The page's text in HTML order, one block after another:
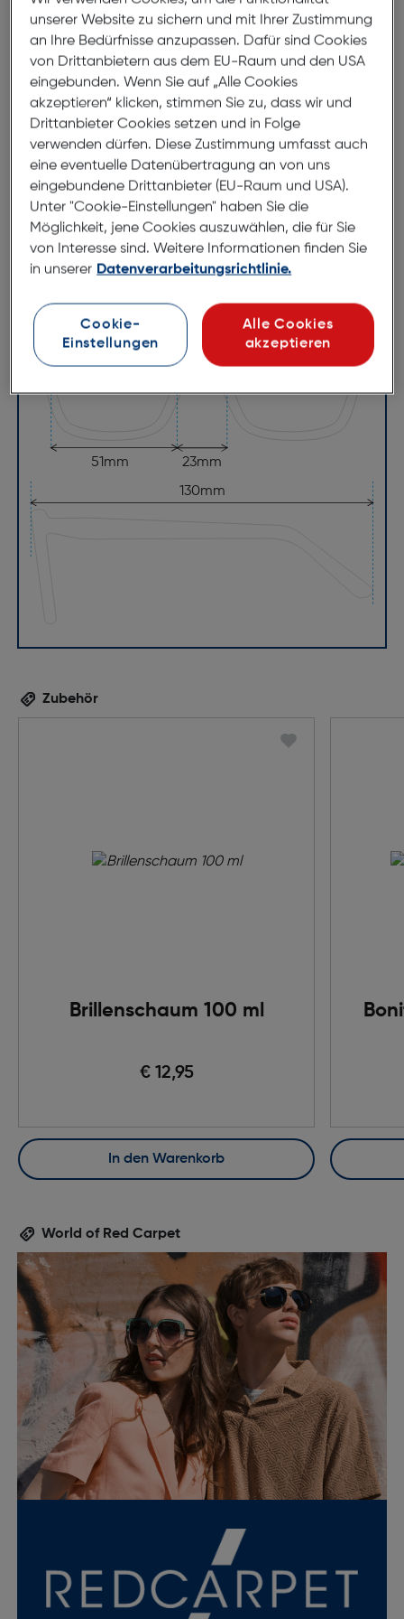
noch einen besonderen Vorteil: Jedes Modell wird
mit schickem RED CARPET Original-Etui geliefert.
Abmessungen
Brillenbreite:147mm
Steg:23mm
Glasbreite:51mm
Bügellänge:130mm
(individuell ausrichtbar)
147mm
23mm
51mm
130mm
Zubehör
Brillenschaum 100 ml
€ 12,95
In den Warenkorb
World of Red Carpet
unserer Website zu sichern und mit Ihrer Zustimmung
an Ihre Bedürfnisse anzupassen. Dafür sind Cookies
von Drittanbietern aus dem EU-Raum und den USA
eingebunden. Wenn Sie auf „Alle Cookies
akzeptieren“ klicken, stimmen Sie zu, dass wir und
Drittanbieter Cookies setzen und in Folge
verwenden dürfen. Diese Zustimmung umfasst auch
eine eventuelle Datenübertragung an von uns
eingebundene Drittanbieter (EU-Raum und USA).
Unter "Cookie-Einstellungen" haben Sie die
Möglichkeit, jene Cookies auszuwählen, die für Sie
von Interesse sind. Weitere Informationen finden Sie
in unserer Datenverarbeitungsrichtlinie.
Cookie-
Einstellungen
Alle Cookies
akzeptieren